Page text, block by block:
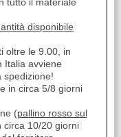
disponibile
oltre le 9.00, in
Italia avviene
spedizione!
in circa 5/8 giorni
(pallino rosso sul
circa 10/20 giorni